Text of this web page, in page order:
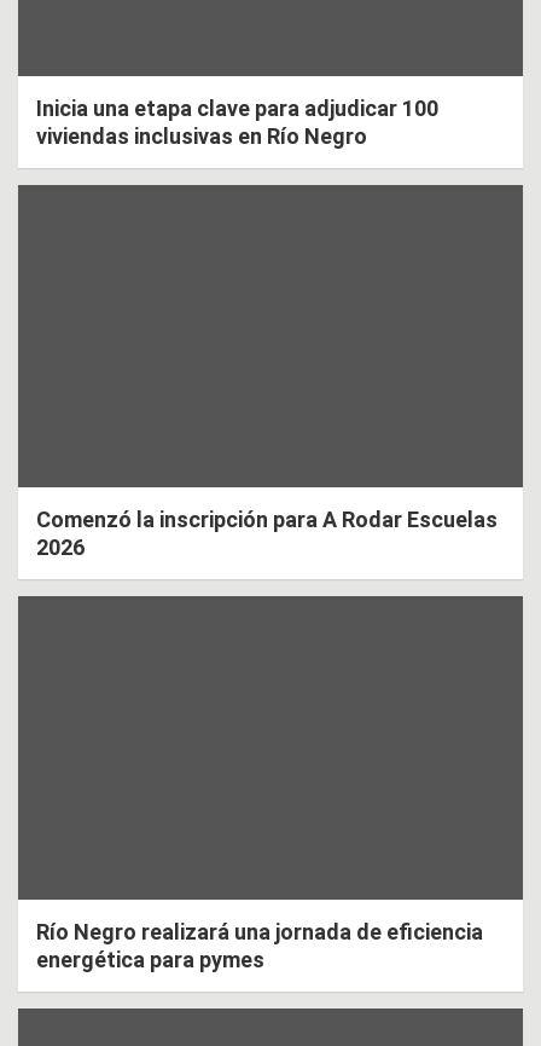
Inicia una etapa clave para adjudicar 100
viviendas inclusivas en Río Negro
Comenzó la inscripción para A Rodar Escuelas
2026
Río Negro realizará una jornada de eficiencia
energética para pymes